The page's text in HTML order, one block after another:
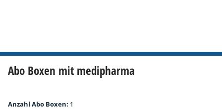
Abo Boxen mit medipharma
Anzahl Abo Boxen: 1